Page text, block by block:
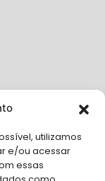
utilizamos
e/ou acessar
essas